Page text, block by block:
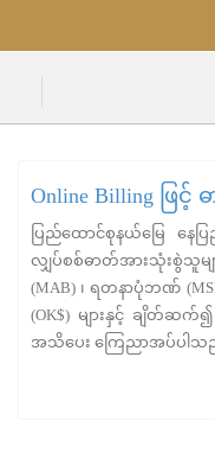
Online Billing ဖြ
ပြည်ထောင်စုနယ်မြေ နေ
လျှပ်စစ်ဓာတ်အားသုံးစွဲသူမ
(MAB) ၊ ရတနာပုံဘဏ်
(OK$) များနှင့် ချိတ်ဆက်
အသိပေး ကြေညာအပ်ပါသ